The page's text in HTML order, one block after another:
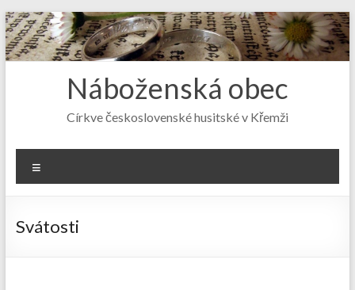
Skip
to
content
Náboženská obec
Církve československé husitské v Křemži
Svátosti